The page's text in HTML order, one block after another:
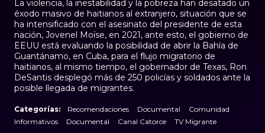
La violencia, la inestabilidad y la pobreza han desatado un
éxodo masivo de haitianos al extranjero, situación que se
ha intensificado con el asesinato del presidente de esta
nación, Jovenel Moïse, en 2021, ante esto, el gobierno de
EEUU está evaluando la posibilidad de abrir la Bahía de
Guantánamo, en Cuba, para el flujo migratorio de
haitianos, al mismo tiempo, el gobernador de Texas, Ron
DeSantis desplegó más de 250 policías y soldados ante la
posible llegada de migrantes.
Categorías: Recomendaciones Documental
Comunidad
Informativos
Documental Canal Catorce TV Migrante